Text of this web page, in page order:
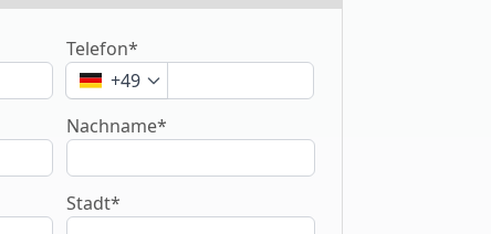
Telefon*
+49
Nachname*
Stadt*